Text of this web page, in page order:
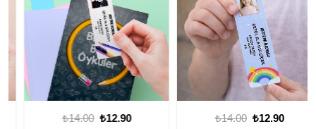
₺14.00 ₺12.90 ₺14.00 ₺12.90